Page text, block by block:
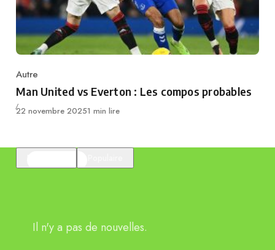
Category
Autre
Man United vs Everton : Les compos probables
Publié
22 novembre 20251 min lire
Il n'y a pas de nouvelles.